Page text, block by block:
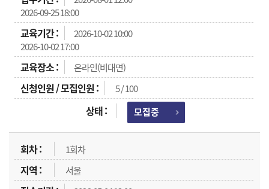
2026-09-25 18:00
2026-10-02 10:00
2026-10-02 17:00
온라인(비대면)
5 / 100
모집중
1회차
서울